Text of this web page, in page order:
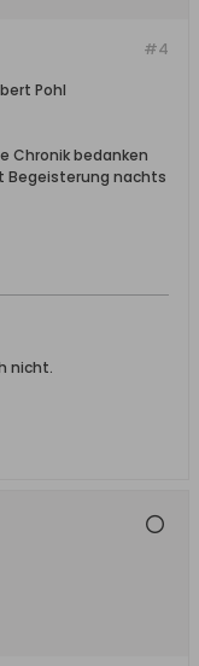
#4
Pohl
Chronik bedanken
Begeisterung nachts
nicht.